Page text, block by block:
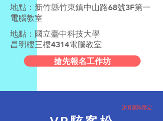
地點：新竹縣竹東鎮中山路68號3F第一
電腦教室
地點：國立臺中科技大學
昌明樓三樓4314電腦教室
搶先報名工作坊
​決賽團隊限定